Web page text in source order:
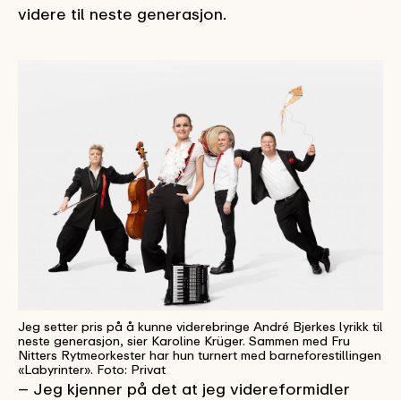
videre til neste generasjon.
Jeg setter pris på å kunne viderebringe André Bjerkes lyrikk til
neste generasjon, sier Karoline Krüger. Sammen med Fru
Nitters Rytmeorkester har hun turnert med barneforestillingen
«Labyrinter». Foto: Privat
– Jeg kjenner på det at jeg videreformidler